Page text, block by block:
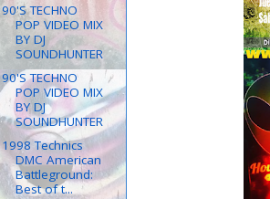
90'S TECHNO
POP VIDEO MIX
BY DJ
SOUNDHUNTER
90'S TECHNO
POP VIDEO MIX
BY DJ
SOUNDHUNTER
1998 Technics
DMC American
Battleground:
Best of t...